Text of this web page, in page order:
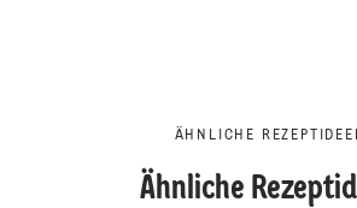
ÄHNLICHE
Ähnliche